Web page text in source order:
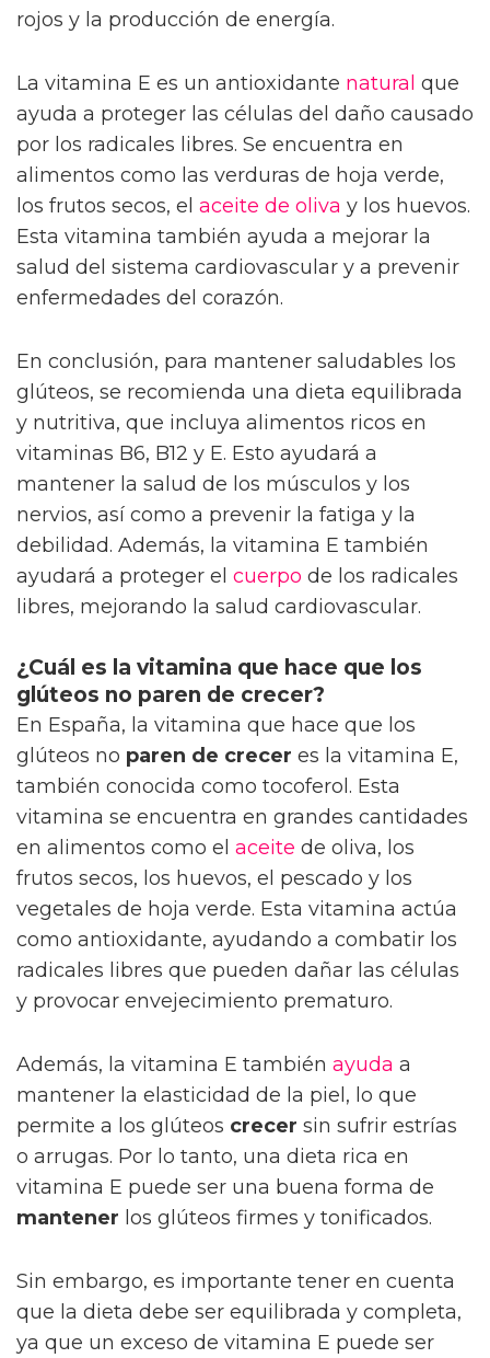
rojos y la producción de energía.
La vitamina E es un antioxidante natural que
ayuda a proteger las células del daño causado
por los radicales libres. Se encuentra en
alimentos como las verduras de hoja verde,
los frutos secos, el aceite de oliva y los huevos.
Esta vitamina también ayuda a mejorar la
salud del sistema cardiovascular y a prevenir
enfermedades del corazón.
En conclusión, para mantener saludables los
glúteos, se recomienda una dieta equilibrada
y nutritiva, que incluya alimentos ricos en
vitaminas B6, B12 y E. Esto ayudará a
mantener la salud de los músculos y los
nervios, así como a prevenir la fatiga y la
debilidad. Además, la vitamina E también
ayudará a proteger el cuerpo de los radicales
libres, mejorando la salud cardiovascular.
¿Cuál es la vitamina que hace que los
glúteos no paren de crecer?
En España, la vitamina que hace que los
glúteos no paren de crecer es la vitamina E,
también conocida como tocoferol. Esta
vitamina se encuentra en grandes cantidades
en alimentos como el aceite de oliva, los
frutos secos, los huevos, el pescado y los
vegetales de hoja verde. Esta vitamina actúa
como antioxidante, ayudando a combatir los
radicales libres que pueden dañar las células
y provocar envejecimiento prematuro.
Además, la vitamina E también ayuda a
mantener la elasticidad de la piel, lo que
permite a los glúteos crecer sin sufrir estrías
o arrugas. Por lo tanto, una dieta rica en
vitamina E puede ser una buena forma de
mantener los glúteos firmes y tonificados.
Sin embargo, es importante tener en cuenta
que la dieta debe ser equilibrada y completa,
ya que un exceso de vitamina E puede ser